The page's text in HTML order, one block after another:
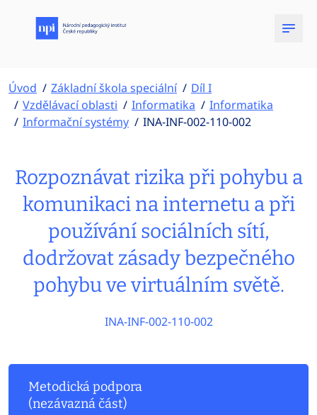
Úvod Základní škola speciální
Díl I
Vzdělávací oblasti
Informatika
Informatika
Informační systémy
INA-INF-002-110-002
Rozpoznávat rizika při pohybu a
komunikaci na internetu a při
používání sociálních sítí,
dodržovat zásady bezpečného
pohybu ve virtuálním světě.
INA-INF-002-110-002
Metodická podpora
(nezávazná část)